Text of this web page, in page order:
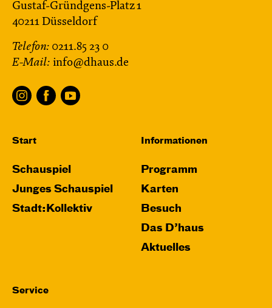
Gustaf-Gründgens-Platz 1
40211 Düsseldorf
Telefon: 0211.85 23 0
E-Mail: info@dhaus.de
Start
Schauspiel
Junges Schauspiel
Stadt:Kollektiv
Informationen
Programm
Karten
Besuch
Das D’haus
Aktuelles
Service